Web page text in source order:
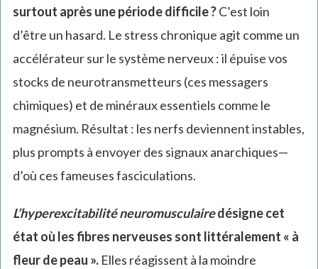
surtout après une période difficile ?C’est loin
d’être un hasard. Le stress chronique agit comme un
accélérateur sur le système nerveux : il épuise vos
stocks de neurotransmetteurs (ces messagers
chimiques) et de minéraux essentiels comme le
magnésium. Résultat : les nerfs deviennent instables,
plus prompts à envoyer des signaux anarchiques—
d’où ces fameuses fasciculations.
L’hyperexcitabilité neuromusculairedésigne cet
état où les fibres nerveuses sont littéralement « à
fleur de peau ».Elles réagissent à la moindre